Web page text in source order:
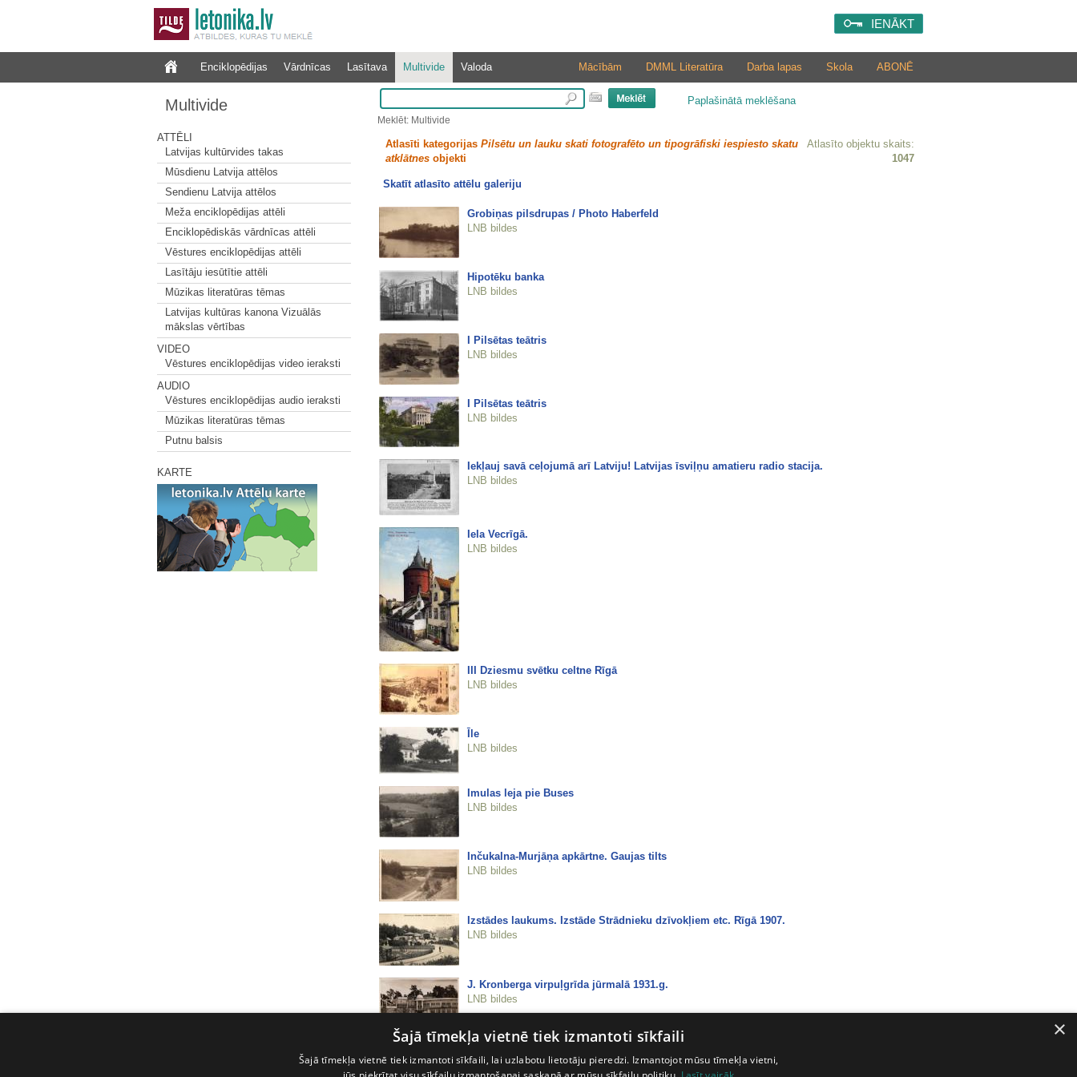
IENĀKT
Enciklopēdijas Vārdnīcas Lasītava Multivide Valoda ABONĒ
Skola
Darba lapas
DMML Literatūra
Mācībām
Multivide
ATTĒLI
Latvijas kultūrvides takas
Mūsdienu Latvija attēlos
Sendienu Latvija attēlos
Meža enciklopēdijas attēli
Enciklopēdiskās vārdnīcas attēli
Vēstures enciklopēdijas attēli
Lasītāju iesūtītie attēli
Mūzikas literatūras tēmas
Latvijas kultūras kanona Vizuālās
mākslas vērtības
VIDEO
Vēstures enciklopēdijas video ieraksti
AUDIO
Vēstures enciklopēdijas audio ieraksti
Mūzikas literatūras tēmas
Putnu balsis
KARTE
Paplašinātā meklēšana
Meklēt: Multivide
Atlasīti kategorijas Pilsētu un lauku skati fotografēto un tipogrāfiski iespiesto skatu
atklātnesobjekti
Atlasīto objektu skaits:
1047
Skatīt atlasīto attēlu galeriju
Grobiņas pilsdrupas / Photo Haberfeld
LNB bildes
Hipotēku banka
LNB bildes
I Pilsētas teātris
LNB bildes
I Pilsētas teātris
LNB bildes
Iekļauj savā ceļojumā arī Latviju! Latvijas īsviļņu amatieru radio stacija.
LNB bildes
Iela Vecrīgā.
LNB bildes
III Dziesmu svētku celtne Rīgā
LNB bildes
Īle
LNB bildes
Imulas leja pie Buses
LNB bildes
Inčukalna-Murjāņa apkārtne. Gaujas tilts
LNB bildes
Izstādes laukums. Izstāde Strādnieku dzīvokļiem etc. Rīgā 1907.
LNB bildes
J. Kronberga virpuļgrīda jūrmalā 1931.g.
LNB bildes
J. Kronberga virpuļgrīda jūrmalā 1931.g.
LNB bildes
×
Šajā tīmekļa vietnē tiek izmantoti sīkfaili
Šajā tīmekļa vietnē tiek izmantoti sīkfaili, lai uzlabotu lietotāju pieredzi. Izmantojot mūsu tīmekļa vietni,